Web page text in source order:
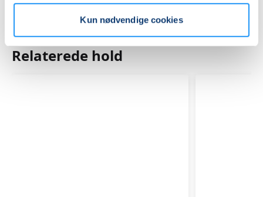
Kun nødvendige cookies
Relaterede hold